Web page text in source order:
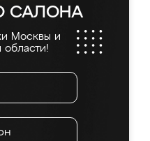
САЛОНА
Москвы и
области!